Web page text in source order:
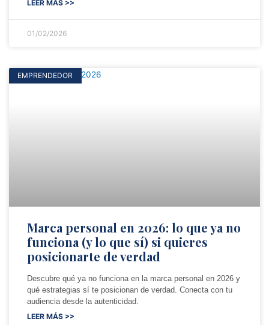
LEER MÁS >>
01/02/2026
EMPRENDEDOR
Marca personal en 2026: lo que ya no
funciona (y lo que sí) si quieres
posicionarte de verdad
Descubre qué ya no funciona en la marca personal en 2026 y
qué estrategias sí te posicionan de verdad. Conecta con tu
audiencia desde la autenticidad.
LEER MÁS >>